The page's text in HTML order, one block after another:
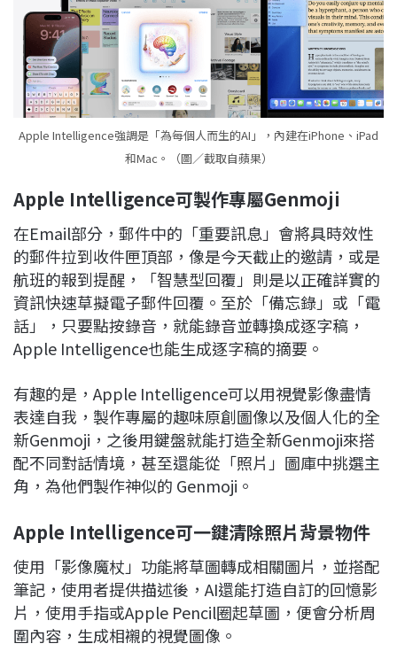
Apple Intelligence強調是「為每個人而生的AI」，內建在iPhone、iPad
和Mac。（圖／截取自蘋果）
Apple Intelligence可製作專屬Genmoji
在Email部分，郵件中的「重要訊息」會將具時效性
的郵件拉到收件匣頂部，像是今天截止的邀請，或是
航班的報到提醒，「智慧型回覆」則是以正確詳實的
資訊快速草擬電子郵件回覆。至於「備忘錄」或「電
話」，只要點按錄音，就能錄音並轉換成逐字稿，
Apple Intelligence也能生成逐字稿的摘要。
有趣的是，Apple Intelligence可以用視覺影像盡情
表達自我，製作專屬的趣味原創圖像以及個人化的全
新Genmoji，之後用鍵盤就能打造全新Genmoji來搭
配不同對話情境，甚至還能從「照片」圖庫中挑選主
角，為他們製作神似的 Genmoji。
Apple Intelligence可一鍵清除照片背景物件
使用「影像魔杖」功能將草圖轉成相關圖片，並搭配
筆記，使用者提供描述後，AI還能打造自訂的回憶影
片，使用手指或Apple Pencil圈起草圖，便會分析周
圍內容，生成相襯的視覺圖像。